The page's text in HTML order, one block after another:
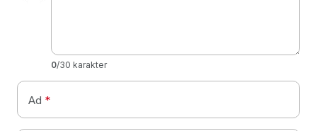
0/30 karakter
Ad *